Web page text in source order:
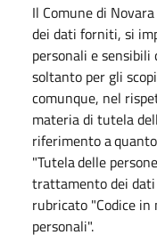
Il Comune di
dei dati forniti, si
personali e
soltanto per gli
comunque, nel
materia di tutela
riferimentoaquanto
"Tuteladelle persone
trattamento dei dati
rubricato "Codice
personali".